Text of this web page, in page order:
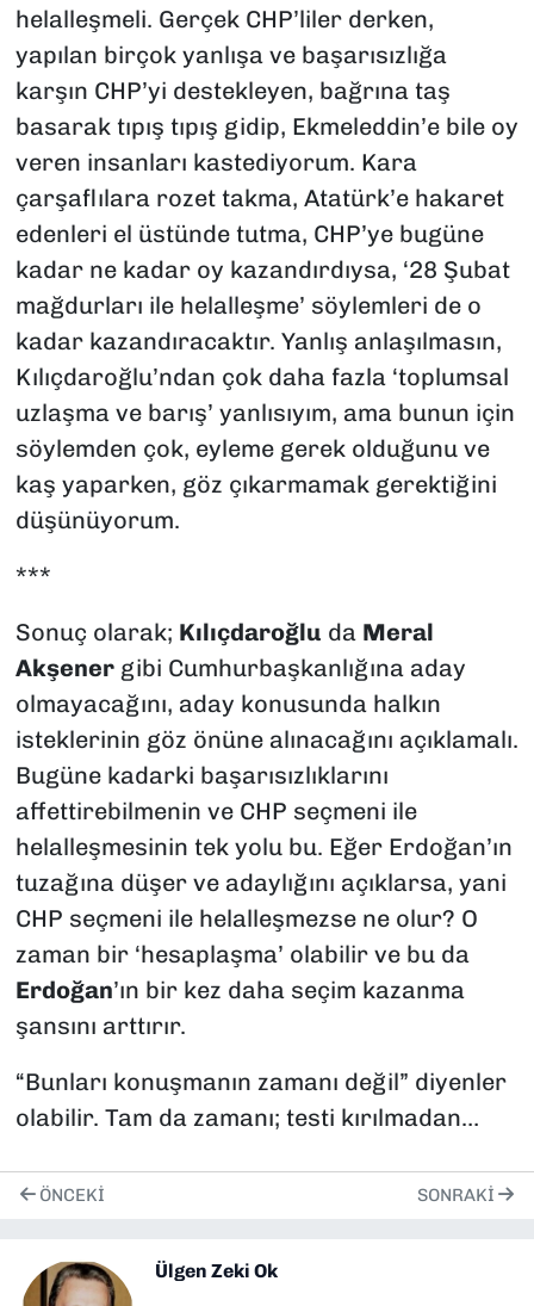
helalleşmeli. Gerçek CHP’liler derken,
yapılan birçok yanlışa ve başarısızlığa
karşın CHP’yi destekleyen, bağrına taş
basarak tıpış tıpış gidip, Ekmeleddin’e bile oy
veren insanları kastediyorum. Kara
çarşaflılara rozet takma, Atatürk’e hakaret
edenleri el üstünde tutma, CHP’ye bugüne
kadar ne kadar oy kazandırdıysa, ‘28 Şubat
mağdurları ile helalleşme’ söylemleri de o
kadar kazandıracaktır. Yanlış anlaşılmasın,
Kılıçdaroğlu’ndan çok daha fazla ‘toplumsal
uzlaşma ve barış’ yanlısıyım, ama bunun için
söylemden çok, eyleme gerek olduğunu ve
kaş yaparken, göz çıkarmamak gerektiğini
düşünüyorum.
***
Sonuç olarak; Kılıçdaroğlu da Meral
Akşenergibi Cumhurbaşkanlığına aday
olmayacağını, aday konusunda halkın
isteklerinin göz önüne alınacağını açıklamalı.
Bugüne kadarki başarısızlıklarını
affettirebilmenin ve CHP seçmeni ile
helalleşmesinin tek yolu bu. Eğer Erdoğan’ın
tuzağına düşer ve adaylığını açıklarsa, yani
CHP seçmeni ile helalleşmezse ne olur? O
zaman bir ‘hesaplaşma’ olabilir ve bu da
Erdoğan’ın bir kez daha seçim kazanma
şansını arttırır.
“Bunları konuşmanın zamanı değil” diyenler
olabilir. Tam da zamanı; testi kırılmadan…
ÖNCEKI SONRAKI
Ülgen Zeki Ok